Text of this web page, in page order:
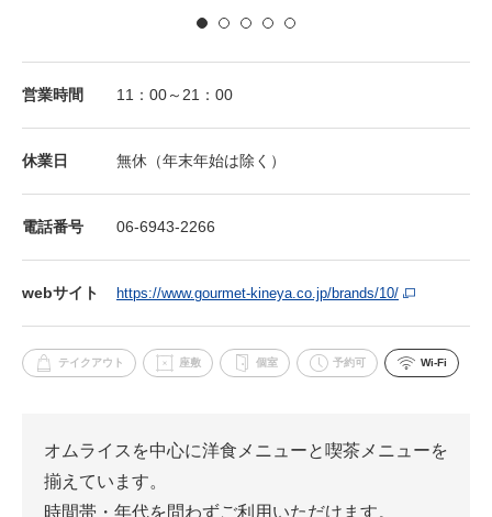
営業時間 11：00～21：00
休業⽇ 無休（年末年始は除く）
電話番号 06-6943-2266
webサイト https://www.gourmet-kineya.co.jp/brands/10/
テイクアウト 座敷 個室 予約可 Wi-Fi
オムライスを中心に洋食メニューと喫茶メニューを
揃えています。
時間帯・年代を問わずご利用いただけます。